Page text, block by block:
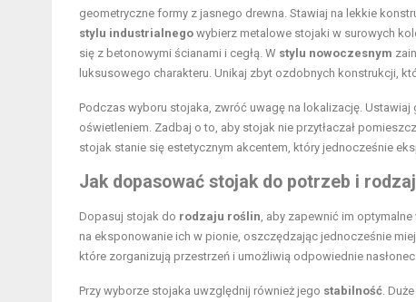
geometryczne formy z jasnego drewna. Stawiaj na lekkie
stylu industrialnego wybierz metalowe stojaki w surowych
się z betonowymi ścianami i cegłą. W stylu nowoczesnym
luksusowego charakteru. Unikaj zbyt ozdobnych konstrukcji,
Podczas wyboru stojaka, zwróć uwagę na lokalizację.
oświetleniem. Zadbaj o to, aby stojak nie przytłaczał
stojak stanie się estetycznym akcentem, który jednocześnie
Jak dopasować stojak do potrzeb i
Dopasuj stojak do rodzaju roślin , aby zapewnić im
na eksponowanie ich w pionie, oszczędzając jednocześnie
które zorganizują przestrzeń i umożliwią odpowiednie
Przy wyborze stojaka uwzględnij również jego stabilność .